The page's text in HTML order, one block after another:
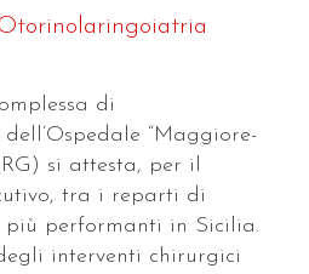
di
“Maggiore-
si attesta, per il
tra i reparti di
performanti in Sicilia.
interventi chirurgici